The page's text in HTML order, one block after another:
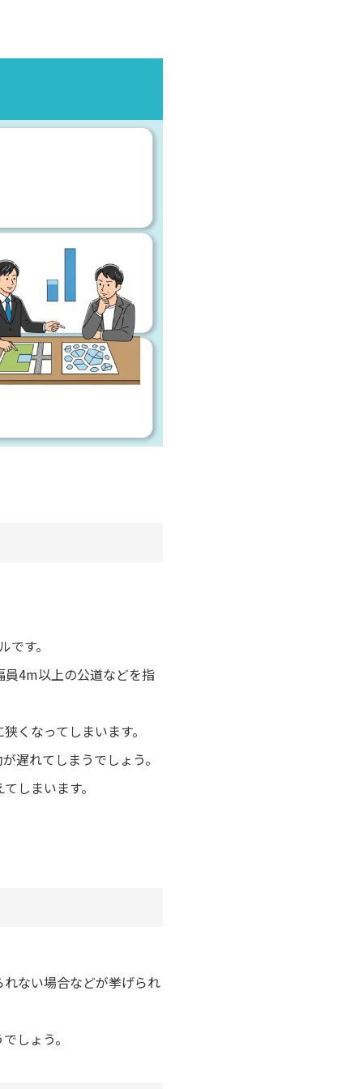
す。
員4m以上の公道などを指
くなってしまいます。
遅れてしまうでしょう。
しまいます。
ない場合などが挙げられ
しょう。